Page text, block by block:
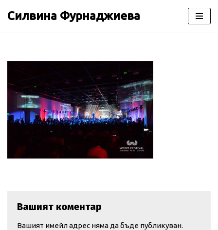
Силвина Фурнаджиева
Вашият коментар
Вашият имейл адрес няма да бъде публикуван.